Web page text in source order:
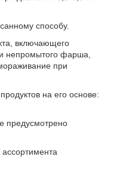
способу.
включающего
непромытого фарша,
при
на его основе:
предусмотрено